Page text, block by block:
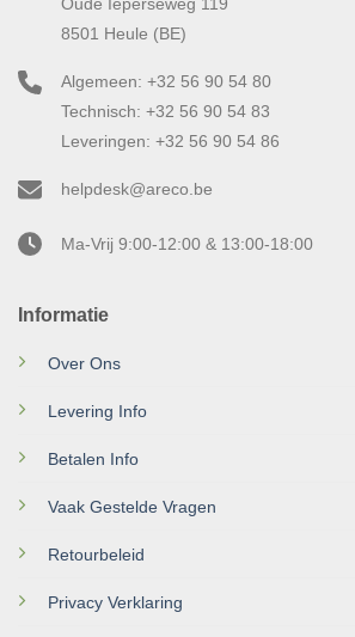
Informatie
Over Ons
Levering Info
Betalen Info
Vaak Gestelde Vragen
Retourbeleid
Privacy Verklaring
Oude Ieperseweg 119
8501 Heule (BE)
Algemeen: +32 56 90 54 80
Technisch: +32 56 90 54 83
Leveringen: +32 56 90 54 86
helpdesk@areco.be
Ma-Vrij 9:00-12:00 & 13:00-18:00